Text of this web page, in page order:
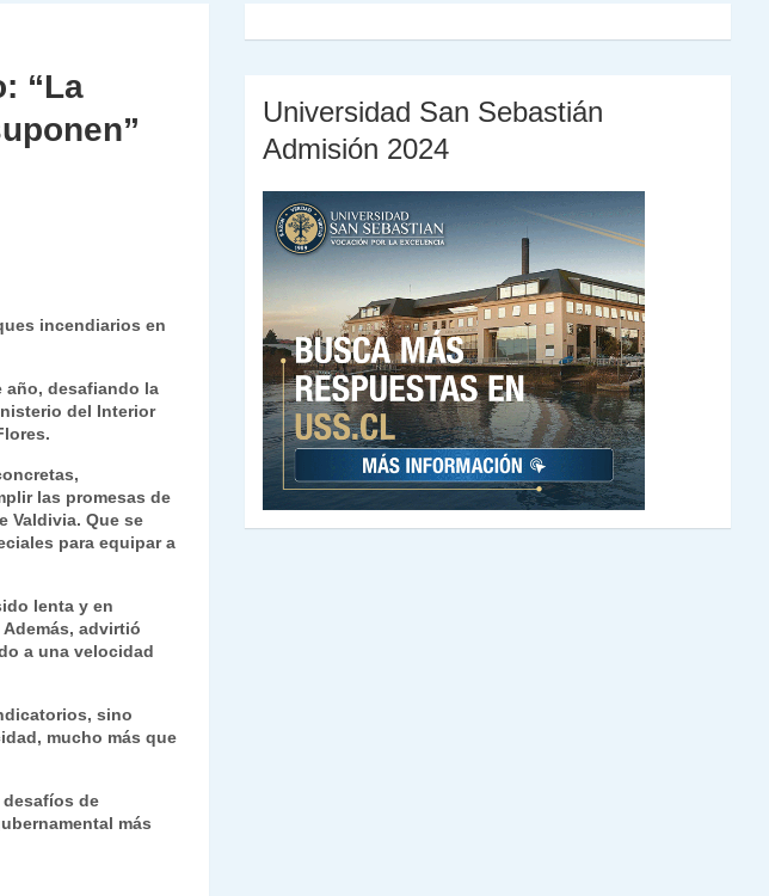
“La
incendiarios en
año, desafiando la
del Interior
las promesas de
Valdivia. Que se
para equipar a
lenta y en
advirtió
a una velocidad
sino
mucho más que
de
más
Universidad San Sebastián
Admisión 2024